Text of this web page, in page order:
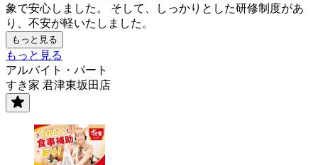
象で安心しました。 そして、しっかりとした研修制度があ
り、不安が軽いたしました。
もっと見る
もっと見る
アルバイト・パート
すき家 君津東坂田店